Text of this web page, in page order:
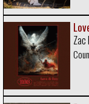
Zac